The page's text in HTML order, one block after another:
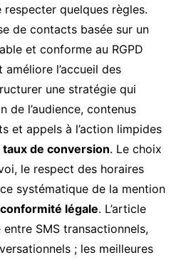
quelques règles.
de contacts basée sur un
et conforme au RGPD
améliore l’accueil des
une stratégie qui
de l’audience, contenus
et appels à l’action limpides
taux de conversion. Le choix
le respect des horaires
systématique de la mention
conformité légale. L’article
SMS transactionnels,
; les meilleures